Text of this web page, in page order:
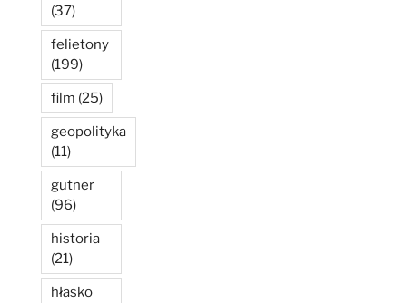
(37)
felietony
(199)
film (25)
geopolityka
(11)
gutner
(96)
historia
(21)
hłasko